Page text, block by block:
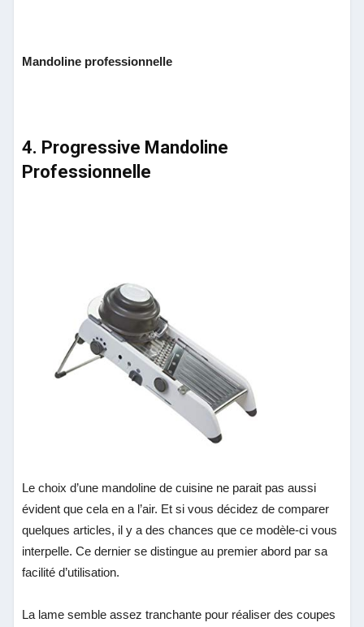
Mandoline professionnelle
4. Progressive Mandoline
Professionnelle
Le choix d’une mandoline de cuisine ne parait pas aussi
évident que cela en a l’air. Et si vous décidez de comparer
quelques articles, il y a des chances que ce modèle-ci vous
interpelle. Ce dernier se distingue au premier abord par sa
facilité d’utilisation.
La lame semble assez tranchante pour réaliser des coupes